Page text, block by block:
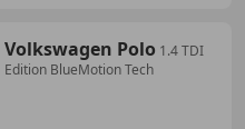
Volkswagen Polo 1.4 TDI
Edition BlueMotion Tech